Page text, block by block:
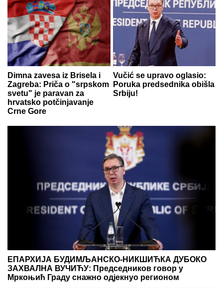
Dimna zavesa iz Brisela i
Zagreba: Priča o "srpskom
svetu" je paravan za
hrvatsko potčinjavanje
Crne Gore
Vučić se upravo oglasio:
Poruka predsednika obišla
Srbiju!
ЕПАРХИЈА БУДИМЉАНСКО-НИКШИЋКА ДУБОКО
ЗАХВАЛНА ВУЧИЋУ: Председников говор у
Мркоњић Граду снажно одјекнуо регионом